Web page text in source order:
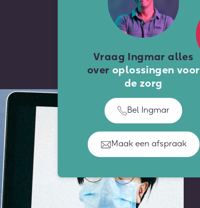
Vraag Ingmar alles
over oplossingen voor
de zorg
Bel Ingmar
Maak een afspraak